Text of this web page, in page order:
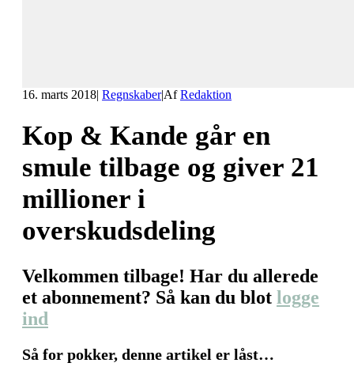
16. marts 2018| Regnskaber|AfRedaktion
Kop & Kande går en
smule tilbage og giver 21
millioner i
overskudsdeling
Velkommen tilbage! Har du allerede
et abonnement? Så kan du blot logge
ind
Så for pokker, denne artikel er låst…